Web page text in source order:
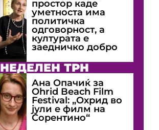
простор каде
уметноста има
политичка
одговорност, а
културата е
заедничко добро
НЕДЕЛЕН ТРН
Ана Опачиќ за
Оhrid Beach Film
Festival: „Охрид во
јули е филм на
Сорентино“